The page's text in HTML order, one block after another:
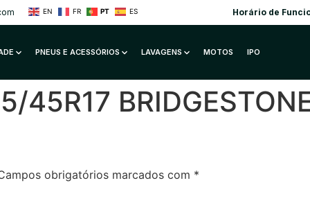
EN FR PT ES Horário de
PNEUS E ACESSÓRIOS LAVAGENS MOTOS IPO
45R17
obrigatórios marcados com *